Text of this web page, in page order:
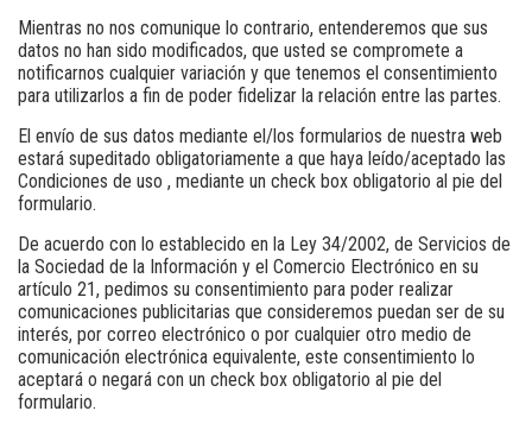
Mientras no nos comunique lo contrario, entenderemos que sus
datos no han sido modificados, que usted se compromete a
notificarnos cualquier variación y que tenemos el consentimiento
para utilizarlos a fin de poder fidelizar la relación entre las partes.
El envío de sus datos mediante el/los formularios de nuestra web
estará supeditado obligatoriamente a que haya leído/aceptado las
Condiciones de uso , mediante un check box obligatorio al pie del
formulario.
De acuerdo con lo establecido en la Ley 34/2002, de Servicios de
la Sociedad de la Información y el Comercio Electrónico en su
artículo 21, pedimos su consentimiento para poder realizar
comunicaciones publicitarias que consideremos puedan ser de su
interés, por correo electrónico o por cualquier otro medio de
comunicación electrónica equivalente, este consentimiento lo
aceptará o negará con un check box obligatorio al pie del
formulario.